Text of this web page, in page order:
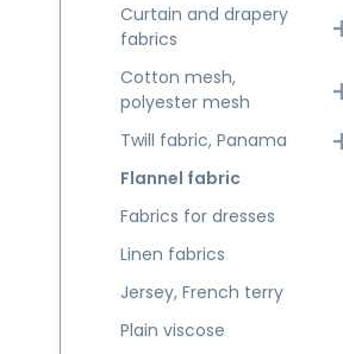
Curtain and drapery
fabrics
Cotton mesh,
polyester mesh
Twill fabric, Panama
Flannel fabric
Fabrics for dresses
Linen fabrics
Jersey, French terry
Plain viscose